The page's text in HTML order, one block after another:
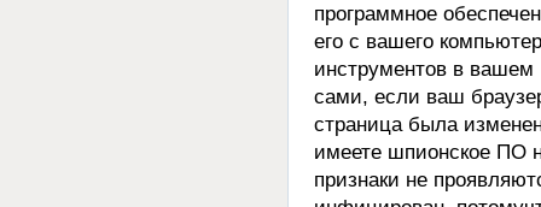
программное
его с вашего
инструментов в вашем
сами, если ваш
страница была
имеете шпионское ПО
признаки не